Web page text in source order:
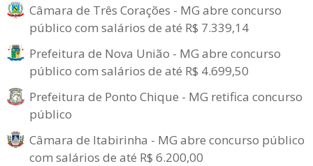
Câmara de Três Corações - MG abre concurso
público com salários de até R$ 7.339,14
Prefeitura de Nova União - MG abre concurso
público com salários de até R$ 4.699,50
Prefeitura de Ponto Chique - MG retifica concurso
público
Câmara de Itabirinha - MG abre concurso público
com salários de até R$ 6.200,00